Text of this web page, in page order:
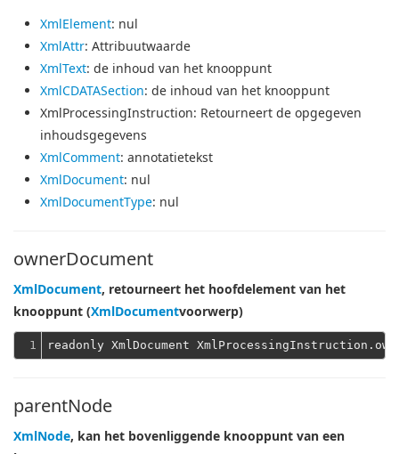
XmlElement: nul
XmlAttr: Attribuutwaarde
XmlText: de inhoud van het knooppunt
XmlCDATASection: de inhoud van het knooppunt
XmlProcessingInstruction: Retourneert de opgegeven
inhoudsgegevens
XmlComment: annotatietekst
XmlDocument: nul
XmlDocumentType: nul
ownerDocument
XmlDocument, retourneert het hoofdelement van het
knooppunt (XmlDocumentvoorwerp)
1
parentNode
XmlNode, kan het bovenliggende knooppunt van een